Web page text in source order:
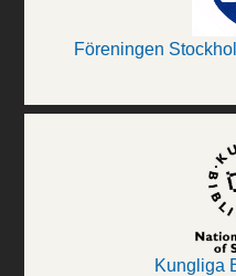
Föreningen
Kungliga